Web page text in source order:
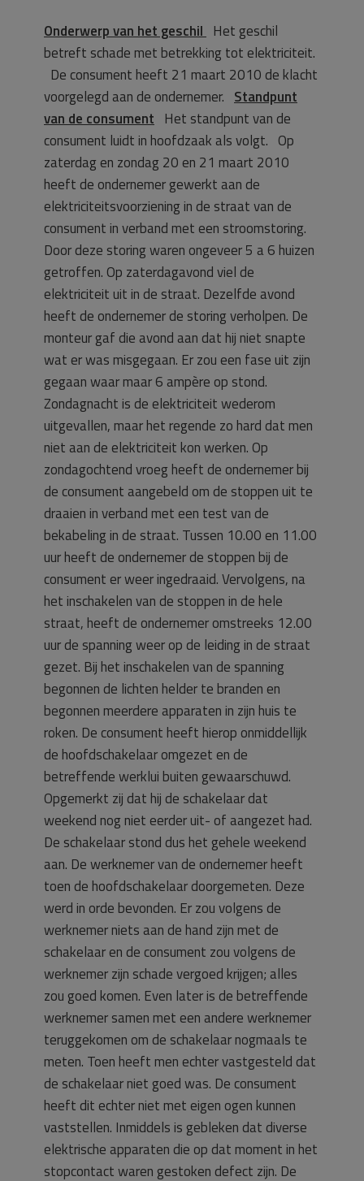
Onderwerp van het geschil Het geschil
betreft schade met betrekking tot elektriciteit.
De consument heeft 21 maart 2010 de klacht
voorgelegd aan de ondernemer. Standpunt
van de consument Het standpunt van de
consument luidt in hoofdzaak als volgt. Op
zaterdag en zondag 20 en 21 maart 2010
heeft de ondernemer gewerkt aan de
elektriciteitsvoorziening in de straat van de
consument in verband met een stroomstoring.
Door deze storing waren ongeveer 5 a 6 huizen
getroffen. Op zaterdagavond viel de
elektriciteit uit in de straat. Dezelfde avond
heeft de ondernemer de storing verholpen. De
monteur gaf die avond aan dat hij niet snapte
wat er was misgegaan. Er zou een fase uit zijn
gegaan waar maar 6 ampère op stond.
Zondagnacht is de elektriciteit wederom
uitgevallen, maar het regende zo hard dat men
niet aan de elektriciteit kon werken. Op
zondagochtend vroeg heeft de ondernemer bij
de consument aangebeld om de stoppen uit te
draaien in verband met een test van de
bekabeling in de straat. Tussen 10.00 en 11.00
uur heeft de ondernemer de stoppen bij de
consument er weer ingedraaid. Vervolgens, na
het inschakelen van de stoppen in de hele
straat, heeft de ondernemer omstreeks 12.00
uur de spanning weer op de leiding in de straat
gezet. Bij het inschakelen van de spanning
begonnen de lichten helder te branden en
begonnen meerdere apparaten in zijn huis te
roken. De consument heeft hierop onmiddellijk
de hoofdschakelaar omgezet en de
betreffende werklui buiten gewaarschuwd.
Opgemerkt zij dat hij de schakelaar dat
weekend nog niet eerder uit- of aangezet had.
De schakelaar stond dus het gehele weekend
aan. De werknemer van de ondernemer heeft
toen de hoofdschakelaar doorgemeten. Deze
werd in orde bevonden. Er zou volgens de
werknemer niets aan de hand zijn met de
schakelaar en de consument zou volgens de
werknemer zijn schade vergoed krijgen; alles
zou goed komen. Even later is de betreffende
werknemer samen met een andere werknemer
teruggekomen om de schakelaar nogmaals te
meten. Toen heeft men echter vastgesteld dat
de schakelaar niet goed was. De consument
heeft dit echter niet met eigen ogen kunnen
vaststellen. Inmiddels is gebleken dat diverse
elektrische apparaten die op dat moment in het
stopcontact waren gestoken defect zijn. De